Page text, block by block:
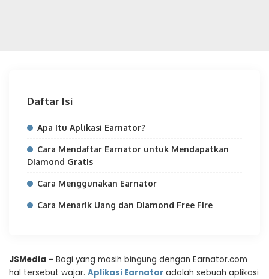
Daftar Isi
Apa Itu Aplikasi Earnator?
Cara Mendaftar Earnator untuk Mendapatkan
Diamond Gratis
Cara Menggunakan Earnator
Cara Menarik Uang dan Diamond Free Fire
JSMedia – Bagi yang masih bingung dengan Earnator.com
hal tersebut wajar. Aplikasi Earnator adalah sebuah aplikasi